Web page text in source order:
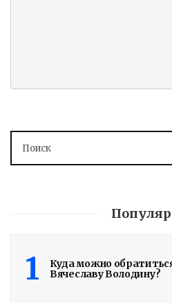
1
Куда можно
Вячеславу Володину?